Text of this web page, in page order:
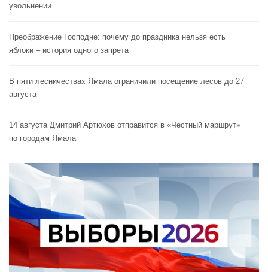
увольнении
Преображение Господне: почему до праздника нельзя есть
яблоки – история одного запрета
В пяти лесничествах Ямала ограничили посещение лесов до 27
августа
14 августа Дмитрий Артюхов отправится в «Честный маршрут»
по городам Ямала